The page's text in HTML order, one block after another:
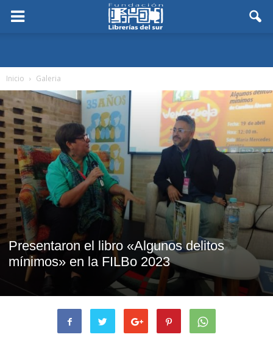
Inicio Galeria
Presentaron el libro «Algunos delitos
mínimos» en la FILBo 2023